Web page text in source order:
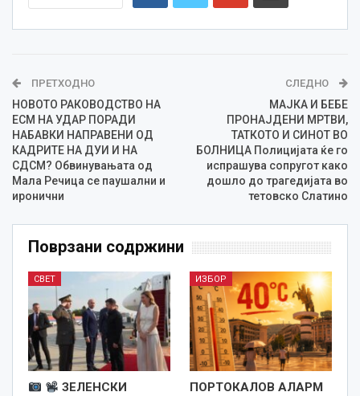
ПРЕТХОДНО
НОВОТО РАКОВОДСТВО НА
ЕСМ НА УДАР ПОРАДИ
НАБАВКИ НАПРАВЕНИ ОД
КАДРИТЕ НА ДУИ И НА
СДСМ? Обвинувањата од
Мала Речица се паушални и
иронични
СЛЕДНО
МАЈКА И БЕБЕ
ПРОНАЈДЕНИ МРТВИ,
ТАТКОТО И СИНОТ ВО
БОЛНИЦА Полицијата ќе го
испрашува сопругот како
дошло до трагедијата во
тетовско Слатино
Поврзани содржини
СВЕТ
ЗЕЛЕНСКИ
ИЗБОР
ПОРТОКАЛОВ АЛАРМ